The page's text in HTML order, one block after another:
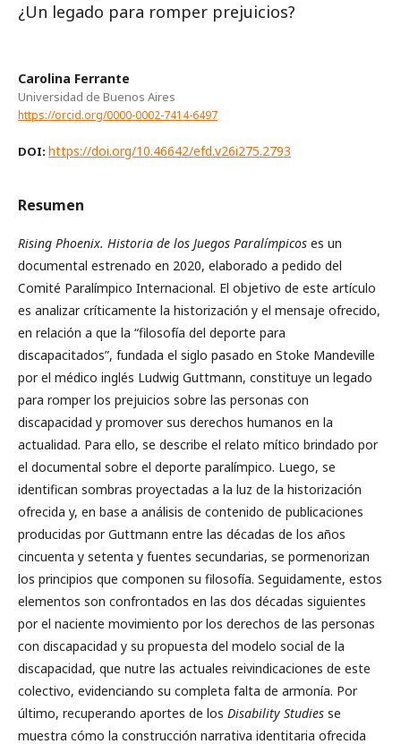
¿Un legado para romper prejuicios?
Carolina Ferrante
Universidad de Buenos Aires
https://orcid.org/0000-0002-7414-6497
DOI: https://doi.org/10.46642/efd.v26i275.2793
Resumen
Rising Phoenix. Historia de los Juegos Paralímpicos es un
documental estrenado en 2020, elaborado a pedido del
Comité Paralímpico Internacional. El objetivo de este artículo
es analizar críticamente la historización y el mensaje ofrecido,
en relación a que la “filosofía del deporte para
discapacitados”, fundada el siglo pasado en Stoke Mandeville
por el médico inglés Ludwig Guttmann, constituye un legado
para romper los prejuicios sobre las personas con
discapacidad y promover sus derechos humanos en la
actualidad. Para ello, se describe el relato mítico brindado por
el documental sobre el deporte paralímpico. Luego, se
identifican sombras proyectadas a la luz de la historización
ofrecida y, en base a análisis de contenido de publicaciones
producidas por Guttmann entre las décadas de los años
cincuenta y setenta y fuentes secundarias, se pormenorizan
los principios que componen su filosofía. Seguidamente, estos
elementos son confrontados en las dos décadas siguientes
por el naciente movimiento por los derechos de las personas
con discapacidad y su propuesta del modelo social de la
discapacidad, que nutre las actuales reivindicaciones de este
colectivo, evidenciando su completa falta de armonía. Por
último, recuperando aportes de los Disability Studies se
muestra cómo la construcción narrativa identitaria ofrecida